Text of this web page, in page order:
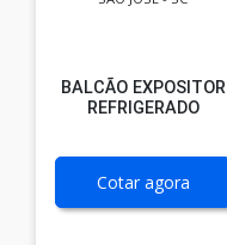
BALCÃO EXPOSITOR
REFRIGERADO
Cotar agora